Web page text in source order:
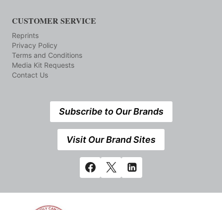
CUSTOMER SERVICE
Reprints
Privacy Policy
Terms and Conditions
Media Kit Requests
Contact Us
Subscribe to Our Brands
Visit Our Brand Sites